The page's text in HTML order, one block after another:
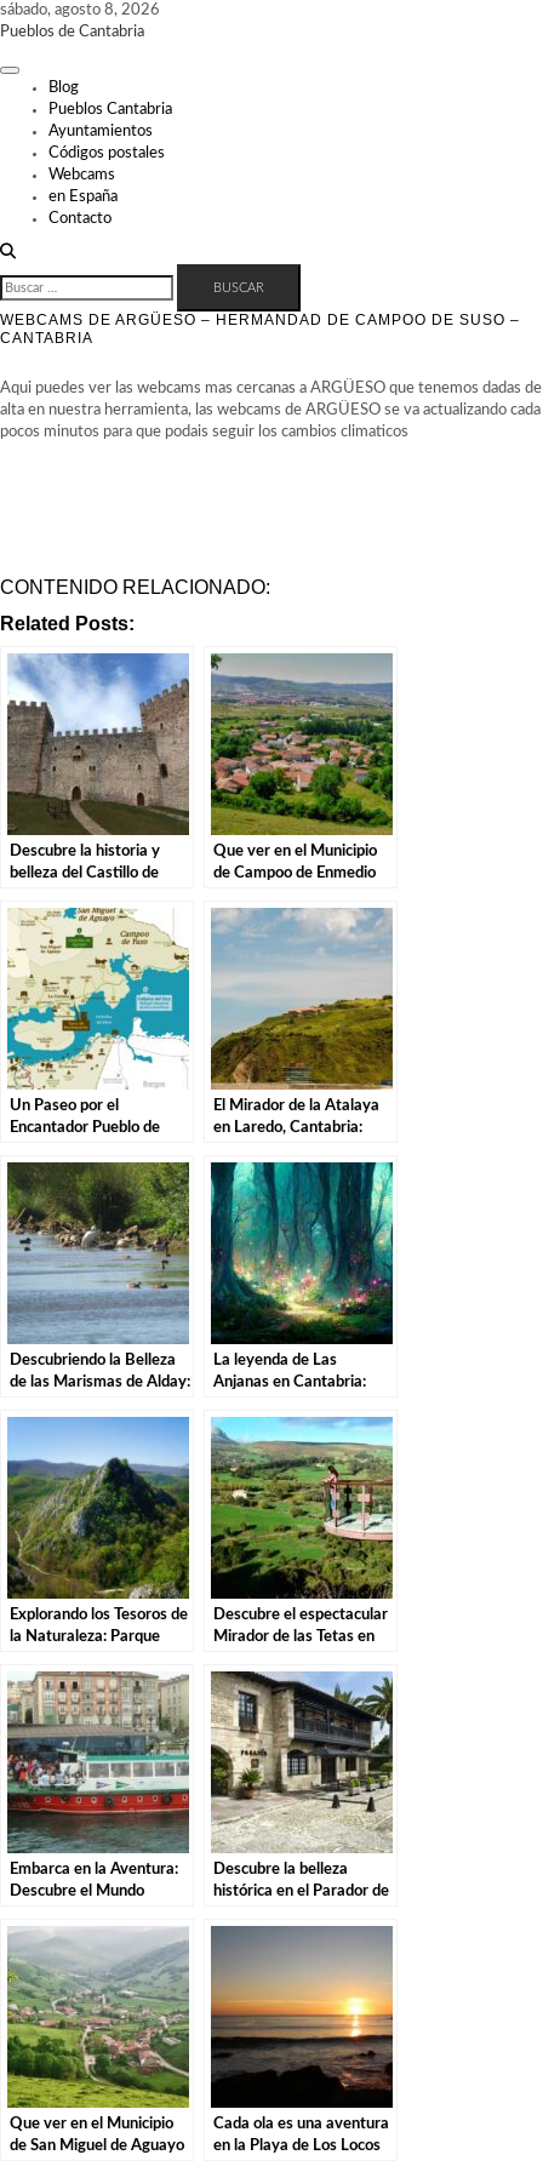
Skip
to
sábado, agosto 8, 2026
Pueblos de Cantabria
Blog
Pueblos Cantabria
Ayuntamientos
Códigos postales
Webcams
en España
Contacto
BUSCAR:
WEBCAMS DE ARGÜESO – HERMANDAD DE CAMPOO DE SUSO –
CANTABRIA
Aqui puedes ver las webcams mas cercanas a ARGÜESO que tenemos dadas de
alta en nuestra herramienta, las webcams de ARGÜESO se va actualizando cada
pocos minutos para que podais seguir los cambios climaticos
CONTENIDO RELACIONADO:
Related Posts:
Descubre la historia y
belleza del Castillo de
medieval en Cantabria
Que ver en el Municipio
de Campoo de Enmedio
Un Paseo por el
Encantador Pueblo de
Cantabria.
El Mirador de la Atalaya
en Laredo, Cantabria:
la Costa Cántabra
Descubriendo la Belleza
de las Marismas de Alday:
La leyenda de Las
Anjanas en Cantabria:
estas misteriosas
criaturas
Explorando los Tesoros de
la Naturaleza: Parque
Nansa en Tudanca.
Descubre el espectacular
Mirador de las Tetas en
imprescindible en
Cantabria
Embarca en la Aventura:
Descubre el Mundo
en el Museo Marítimo de
Santander.
Descubre la belleza
histórica en el Parador de
Que ver en el Municipio
de San Miguel de Aguayo
Cada ola es una aventura
en la Playa de Los Locos